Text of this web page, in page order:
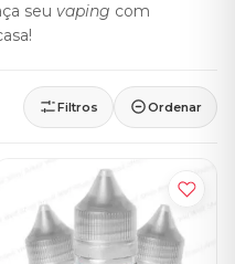
seu vaping com
Filtros Ordenar